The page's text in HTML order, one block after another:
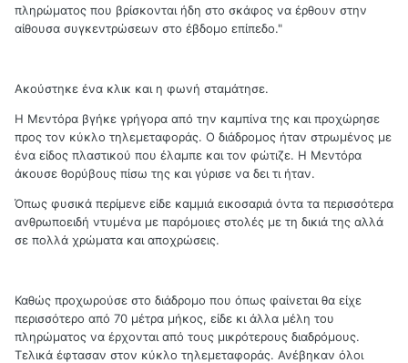
πληρώματος που βρίσκονται ήδη στο σκάφος να έρθουν στην
αίθουσα συγκεντρώσεων στο έβδομο επίπεδο."
Ακούστηκε ένα κλικ και η φωνή σταμάτησε.
Η Μεντόρα βγήκε γρήγορα από την καμπίνα της και προχώρησε
προς τον κύκλο τηλεμεταφοράς. Ο διάδρομος ήταν στρωμένος με
ένα είδος πλαστικού που έλαμπε και τον φώτιζε. Η Μεντόρα
άκουσε θορύβους πίσω της και γύρισε να δει τι ήταν.
Όπως φυσικά περίμενε είδε καμμιά εικοσαριά όντα τα περισσότερα
ανθρωποειδή ντυμένα με παρόμοιες στολές με τη δικιά της αλλά
σε πολλά χρώματα και αποχρώσεις.
Καθώς προχωρούσε στο διάδρομο που όπως φαίνεται θα είχε
περισσότερο από 70 μέτρα μήκος, είδε κι άλλα μέλη του
πληρώματος να έρχονται από τους μικρότερους διαδρόμους.
Τελικά έφτασαν στον κύκλο τηλεμεταφοράς. Ανέβηκαν όλοι